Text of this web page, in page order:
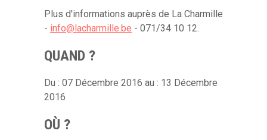
Plus d'informations auprès de La Charmille
- info@lacharmille.be - 071/34 10 12.
QUAND ?
Du : 07 Décembre 2016 au : 13 Décembre
2016
OÙ ?